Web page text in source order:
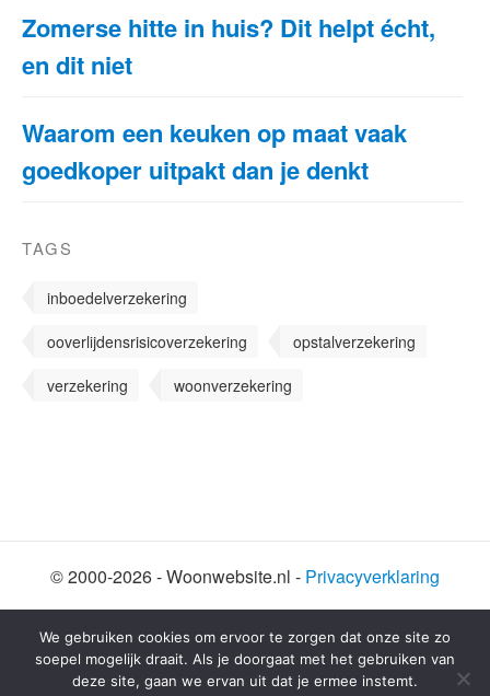
Zomerse hitte in huis? Dit helpt écht,
en dit niet
Waarom een keuken op maat vaak
goedkoper uitpakt dan je denkt
TAGS
inboedelverzekering
ooverlijdensrisicoverzekering
opstalverzekering
verzekering
woonverzekering
© 2000-2026 - Woonwebsite.nl - Privacyverklaring
We gebruiken cookies om ervoor te zorgen dat onze site zo
soepel mogelijk draait. Als je doorgaat met het gebruiken van
deze site, gaan we ervan uit dat je ermee instemt.
SHARE THIS SELECTION